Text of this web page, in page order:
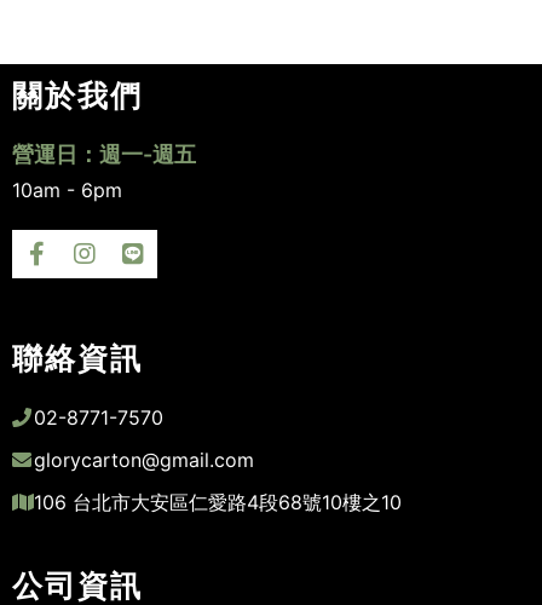
關於我們
營運日：週一-週五
10am - 6pm
聯絡資訊
02-8771-7570
glorycarton@gmail.com
106 台北市大安區仁愛路4段68號10樓之10
公司資訊